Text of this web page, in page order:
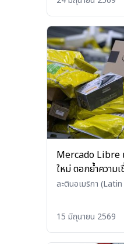
Mercado Libre
ใหม่ ตอกย้ำความ
ของอีคอมเมิร์ซอา
ละตินอเมริกา
15 มิถุนายน 2569